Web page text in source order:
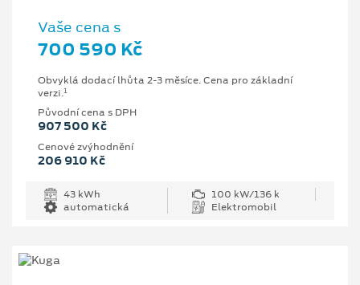
Vaše cena s
700 590 Kč
Obvyklá dodací lhůta 2-3 měsíce. Cena pro základní
verzi.1
Původní cena s DPH
907 500 Kč
Cenové zvýhodnění
206 910 Kč
43 kWh
100 kW/136 k
automatická
Elektromobil